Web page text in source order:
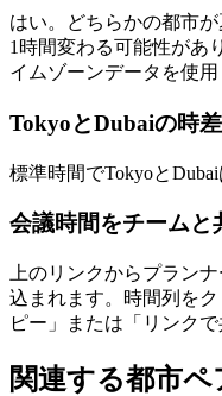
はい。どちらかの都市
1時間変わる可能性があ
イムゾーンデータを使
TokyoとDubaiの時
標準時間でTokyoと
会議時間をチームと
上のリンクからプラン
込まれます。時間列を
ピー」または「リンク
関連する都市ペ